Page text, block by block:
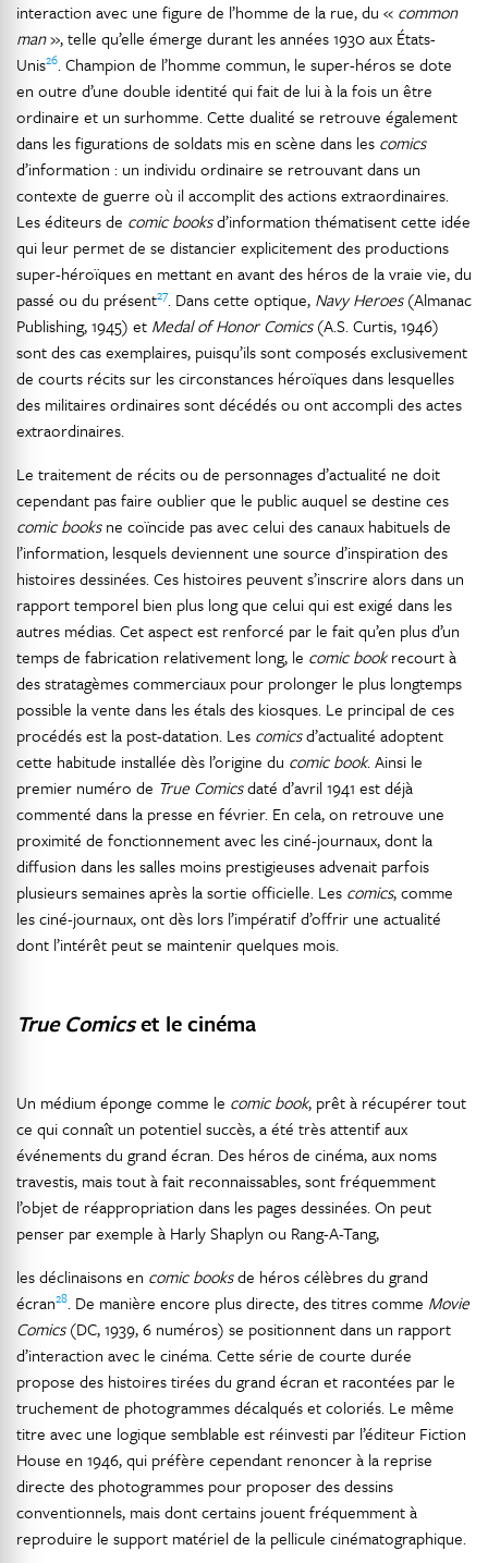
interaction avec une figure de l’homme de la rue, du « common
man», telle qu’elle émerge durant les années 1930 aux États-
Unis26. Champion de l’homme commun, le super-héros se dote
en outre d’une double identité qui fait de lui à la fois un être
ordinaire et un surhomme. Cette dualité se retrouve également
dans les figurations de soldats mis en scène dans les comics
d’information : un individu ordinaire se retrouvant dans un
contexte de guerre où il accomplit des actions extraordinaires.
Les éditeurs de comic booksd’information thématisent cette idée
qui leur permet de se distancier explicitement des productions
super-héroïques en mettant en avant des héros de la vraie vie, du
passé ou du présent27. Dans cette optique, Navy Heroes(Almanac
Publishing, 1945) et Medal of Honor Comics(A.S. Curtis, 1946)
sont des cas exemplaires, puisqu’ils sont composés exclusivement
de courts récits sur les circonstances héroïques dans lesquelles
des militaires ordinaires sont décédés ou ont accompli des actes
extraordinaires.
Le traitement de récits ou de personnages d’actualité ne doit
cependant pas faire oublier que le public auquel se destine ces
comic booksne coïncide pas avec celui des canaux habituels de
l’information, lesquels deviennent une source d’inspiration des
histoires dessinées. Ces histoires peuvent s’inscrire alors dans un
rapport temporel bien plus long que celui qui est exigé dans les
autres médias. Cet aspect est renforcé par le fait qu’en plus d’un
temps de fabrication relativement long, le comic bookrecourt à
des stratagèmes commerciaux pour prolonger le plus longtemps
possible la vente dans les étals des kiosques. Le principal de ces
procédés est la post-datation. Les comicsd’actualité adoptent
cette habitude installée dès l’origine du comic book. Ainsi le
premier numéro de True Comicsdaté d’avril 1941 est déjà
commenté dans la presse en février. En cela, on retrouve une
proximité de fonctionnement avec les ciné-journaux, dont la
diffusion dans les salles moins prestigieuses advenait parfois
plusieurs semaines après la sortie officielle. Les comics, comme
les ciné-journaux, ont dès lors l’impératif d’offrir une actualité
dont l’intérêt peut se maintenir quelques mois.
True Comicset le cinéma
Un médium éponge comme le comic book, prêt à récupérer tout
ce qui connaît un potentiel succès, a été très attentif aux
événements du grand écran. Des héros de cinéma, aux noms
travestis, mais tout à fait reconnaissables, sont fréquemment
l’objet de réappropriation dans les pages dessinées. On peut
penser par exemple à Harly Shaplyn ou Rang-A-Tang,
les déclinaisons en comic booksde héros célèbres du grand
écran28. De manière encore plus directe, des titres comme Movie
Comics(DC, 1939, 6 numéros) se positionnent dans un rapport
d’interaction avec le cinéma. Cette série de courte durée
propose des histoires tirées du grand écran et racontées par le
truchement de photogrammes décalqués et coloriés. Le même
titre avec une logique semblable est réinvesti par l’éditeur Fiction
House en 1946, qui préfère cependant renoncer à la reprise
directe des photogrammes pour proposer des dessins
conventionnels, mais dont certains jouent fréquemment à
reproduire le support matériel de la pellicule cinématographique.